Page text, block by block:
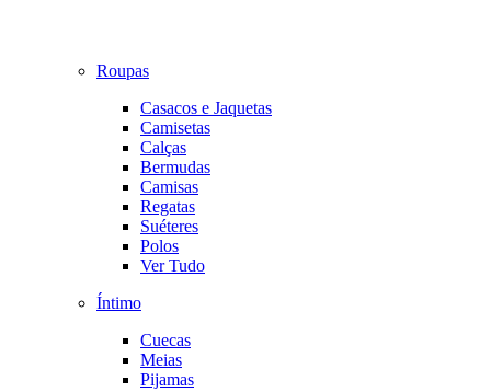
Roupas
Casacos e Jaquetas
Camisetas
Calças
Bermudas
Camisas
Regatas
Suéteres
Polos
Ver Tudo
Íntimo
Cuecas
Meias
Pijamas